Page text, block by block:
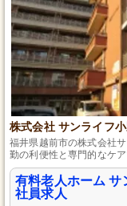
株式会社 サンライフ
福井県越前市の株式会社
勤の利便性と専門的なケ
護支援、福祉用具レンタ
ます。
有料老人ホーム サ
社員求人